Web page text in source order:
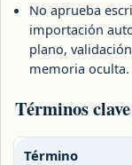
No aprueba
importación
plano,
memoria oculta.
Términos clave
Término